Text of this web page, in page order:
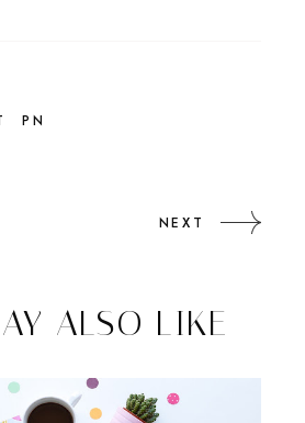
PN
NEXT
ALSO LIKE